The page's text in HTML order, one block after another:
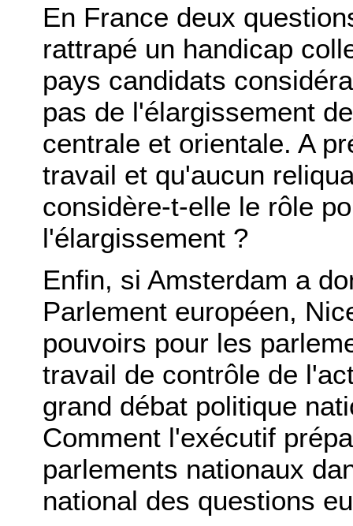
En France deux
rattrapé un handicap
pays candidats
pas de l'élargissement
centrale et orientale. A
travail et qu'aucun
considère-t-elle le rôle
l'élargissement ?
Enfin, si Amsterdam a
Parlement européen,
pouvoirs pour les
travail de contrôle de
grand débat politique
Comment l'exécutif
parlements nationaux
national des questions